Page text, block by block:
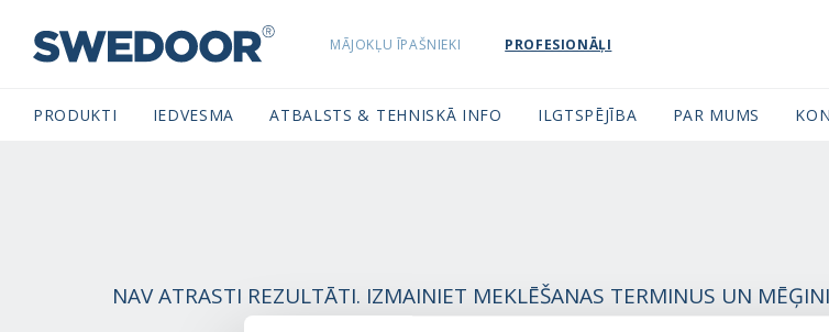
SWEDOORLATVIA NAVIGATION
MĀJOKĻU ĪPAŠNIEKI PROFESIONĀĻI
PRODUKTI IEDVESMA ATBALSTS & TEHNISKĀ INFO ILGTSPĒJĪBA PAR MUMS
NAV ATRASTI REZULTĀTI. IZMAINIET MEKLĒŠANAS TERMINUS UN